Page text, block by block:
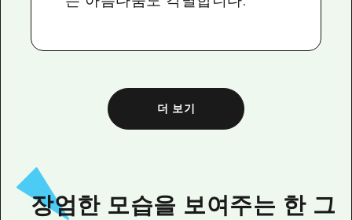
더 보기
장엄한 모습을 보여주는 한 그